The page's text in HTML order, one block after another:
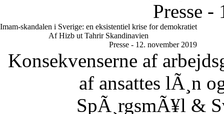
Presse -
Imam-skandalen i Sverige: en eksistentiel krise for demokratiet
Af Hizb ut Tahrir Skandinavien
Presse - 12. november 2019
Konsekvenserne af
af ansattes lÃ¸n
SpÃ¸rgsmÃ¥l &